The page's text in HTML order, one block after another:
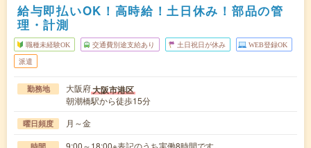
給与即払いOK！高時給！土日休み！部品の管
理・計測
職種未経験OK 交通費別途支給あり 土日祝日が休み WEB登録OK
派遣
勤務地 大阪府大阪市港区
朝潮橋駅から徒歩15分
曜日頻度 月～金
9:00～18:00※表記のうち実働8時間です。